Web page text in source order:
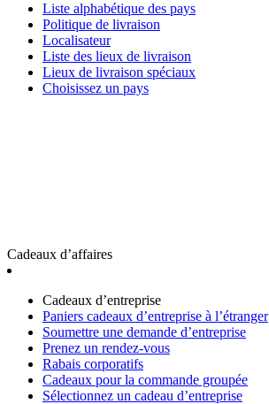
Liste alphabétique des pays
Politique de livraison
Localisateur
Liste des lieux de livraison
Lieux de livraison spéciaux
Choisissez un pays
Cadeaux d’affaires
Cadeaux d’entreprise
Paniers cadeaux d’entreprise à l’étranger
Soumettre une demande d’entreprise
Prenez un rendez-vous
Rabais corporatifs
Cadeaux pour la commande groupée
Sélectionnez un cadeau d’entreprise